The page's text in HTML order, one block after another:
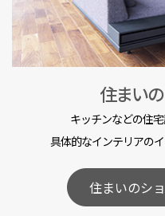
住まい
キッチンなどの住
具体的なインテリアの
住まいのシ